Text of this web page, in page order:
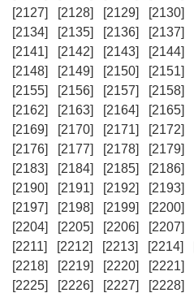
[2127]
[2128] [2129] [2130]
[2134]
[2135] [2136] [2137]
[2141]
[2142] [2143] [2144]
[2148]
[2149] [2150] [2151]
[2155]
[2156] [2157] [2158]
[2162]
[2163] [2164] [2165]
[2169]
[2170] [2171] [2172]
[2176]
[2177] [2178] [2179]
[2183]
[2184] [2185] [2186]
[2190]
[2191] [2192] [2193]
[2197]
[2198] [2199] [2200]
[2204]
[2205] [2206] [2207]
[2211]
[2212] [2213] [2214]
[2218]
[2219] [2220] [2221]
[2225]
[2226] [2227] [2228]